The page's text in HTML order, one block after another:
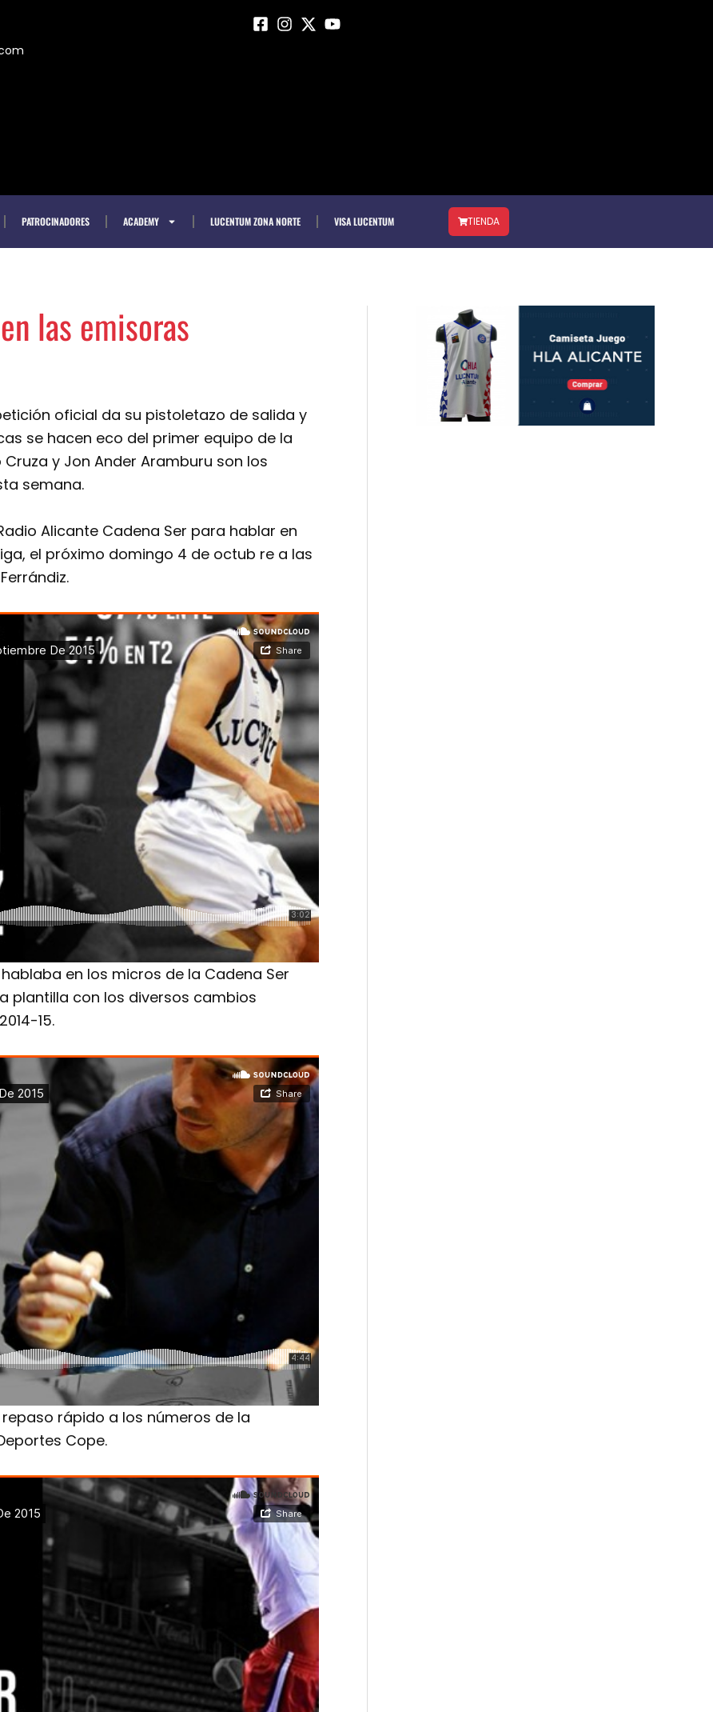
PATROCINADORES ACADEMY LUCENTUM ZONA NORTE VISA LUCENTUM TIENDA
las emisoras
oficial da su pistoletazo de salida y
se hacen eco del primer equipo de la
Cruza y Jon Ander Aramburu son los
semana.
Alicante Cadena Ser para hablar en
el próximo domingo 4 de octub re a las
en los micros de la Cadena Ser
plantilla con los diversos cambios
15.
rápido a los números de la
Cope.